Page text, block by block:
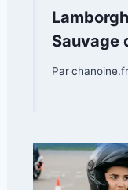
Sauvage
Parchanoine.fr